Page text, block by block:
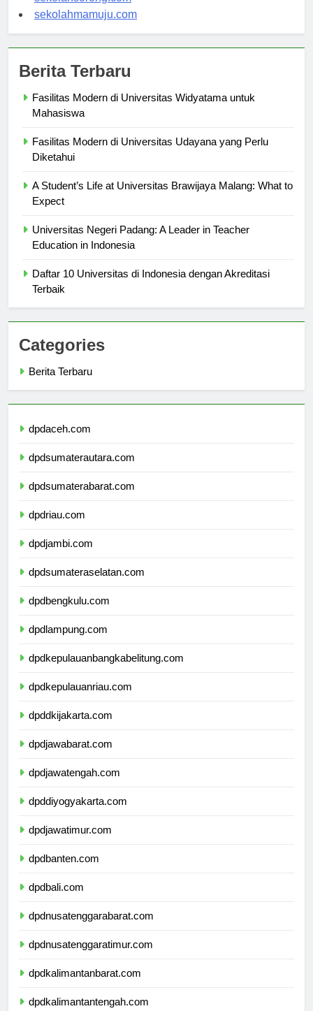
sekolahsorong.com
Berita Terbaru
Fasilitas Modern di Universitas Widyatama untuk
Fasilitas Modern di Universitas Udayana yang Perlu
A Student’s Life at Universitas Brawijaya Malang: What to
Universitas Negeri Padang: A Leader in Teacher
Daftar 10 Universitas di Indonesia dengan Akreditasi
Categories